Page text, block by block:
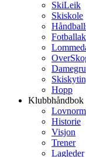
SkiLeik
Skiskole
Hopp
Klubbhåndbok
Historie
Visjon
Trener
Lagleder